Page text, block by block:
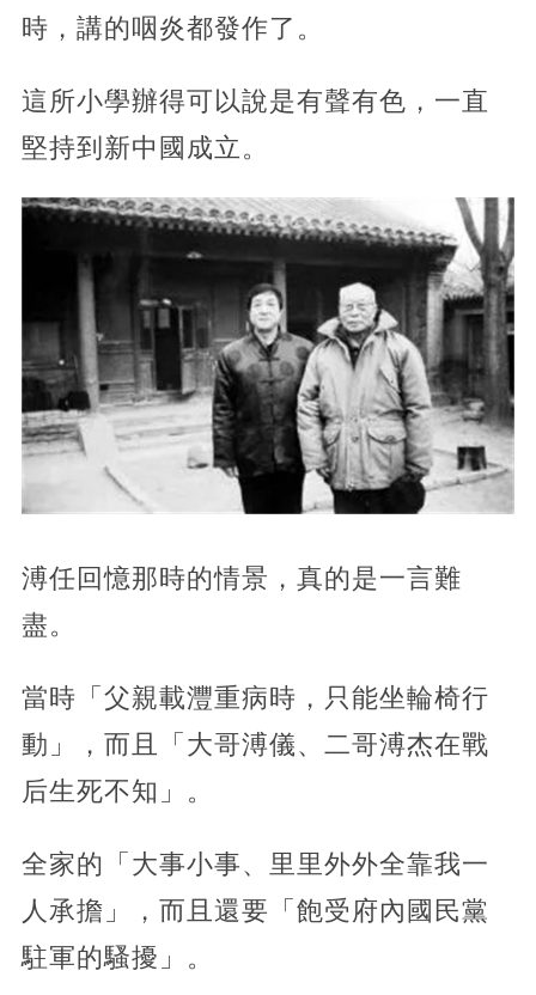
時，講的咽炎都發作了。
這所小學辦得可以說是有聲有色，一直
堅持到新中國成立。
溥任回憶那時的情景，真的是一言難
盡。
當時「父親載灃重病時，只能坐輪椅行
動」，而且「大哥溥儀、二哥溥杰在戰
后生死不知」。
全家的「大事小事、里里外外全靠我一
人承擔」，而且還要「飽受府內國民黨
駐軍的騷擾」。